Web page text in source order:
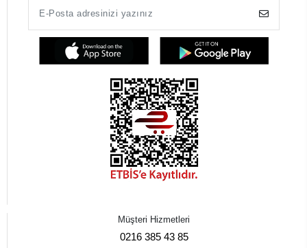
Müşteri Hizmetleri
0216 385 43 85